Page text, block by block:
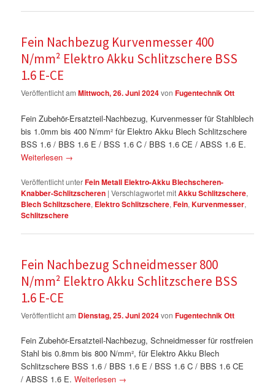
Fein Nachbezug Kurvenmesser 400
N/mm² Elektro Akku Schlitzschere BSS
1.6 E-CE
Veröffentlicht amMittwoch, 26. Juni 2024vonFugentechnik Ott
Fein Zubehör-Ersatzteil-Nachbezug, Kurvenmesser für Stahlblech
bis 1.0mm bis 400 N/mm² für Elektro Akku Blech Schlitzschere
BSS 1.6 / BBS 1.6 E / BSS 1.6 C / BBS 1.6 CE / ABSS 1.6 E.
Weiterlesen →
Veröffentlicht unterFein Metall Elektro-Akku Blechscheren-
Knabber-Schlitzscheren |Verschlagwortet mitAkku Schlitzschere,
Blech Schlitzschere, Elektro Schlitzschere,Fein,Kurvenmesser,
Schlitzschere
Fein Nachbezug Schneidmesser 800
N/mm² Elektro Akku Schlitzschere BSS
1.6 E-CE
Veröffentlicht am Dienstag, 25. Juni 2024vonFugentechnik Ott
Fein Zubehör-Ersatzteil-Nachbezug, Schneidmesser für rostfreien
Stahl bis 0.8mm bis 800 N/mm², für Elektro Akku Blech
Schlitzschere BSS 1.6 / BBS 1.6 E / BSS 1.6 C / BBS 1.6 CE
/ ABSS 1.6 E.Weiterlesen →